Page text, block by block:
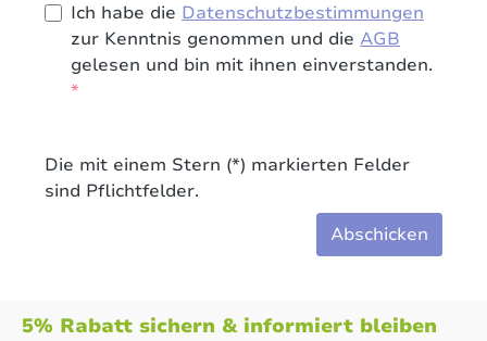
Ich habe die Datenschutzbestimmungen
zur Kenntnis genommen und die AGB
gelesen und bin mit ihnen einverstanden.
*
Die mit einem Stern (*) markierten Felder
sind Pflichtfelder.
Abschicken
5% Rabatt sichern & informiert bleiben